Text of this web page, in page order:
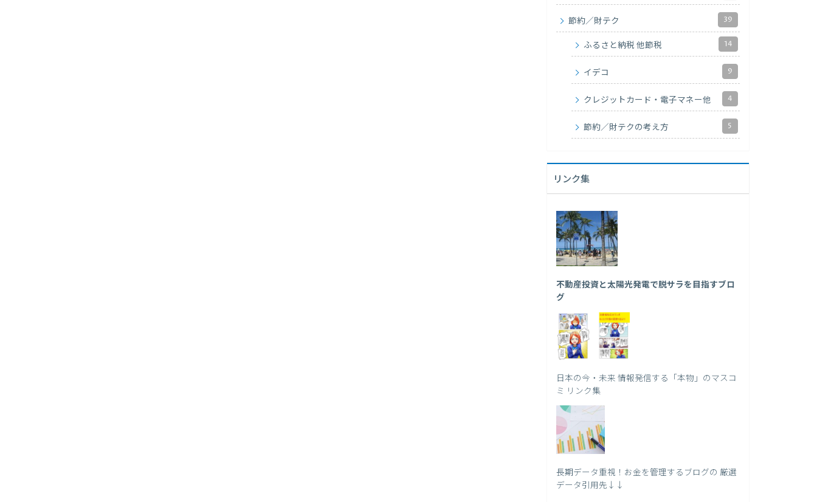
節約／財テク 39
ふるさと納税 他節税 14
イデコ 9
クレジットカード・電子マネー他 4
節約／財テクの考え方 5
リンク集
不動産投資と太陽光発電で脱サラを目指すブロ
グ
日本の今・未来 情報発信する「本物」のマスコ
ミ リンク集
長期データ重視！お金を管理するブログの 厳選
データ引用先↓↓